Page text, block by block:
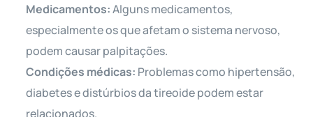
Medicamentos:Alguns medicamentos,
especialmente os que afetam o sistema nervoso,
podem causar palpitações.
Condições médicas: Problemas como hipertensão,
diabetes e distúrbios da tireoide podem estar
relacionados.